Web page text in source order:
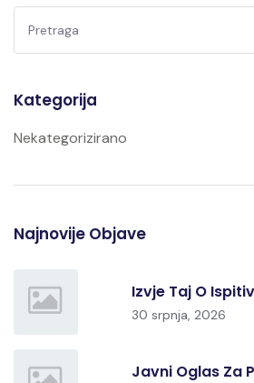
Kategorija
Nekategorizirano
Najnovije Objave
Izvje Taj O
30 srpnja, 2026
Javni Oglas Za